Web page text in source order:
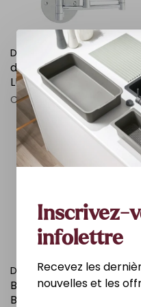
DANIELLE
d-MIROIR MURAL 5X
LUMIERE DEL CHROME
C$200.00
DANIELLE
BROSSE À DOS STEPHEN
BOIS ET MARIN
Inscrivez-
infolettre
Recevez les
nouvelles et les